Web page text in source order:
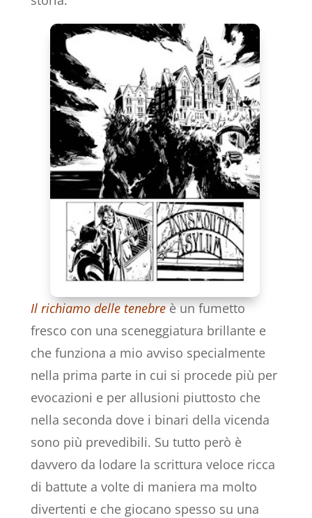
Il richiamo delle tenebreè un fumetto
fresco con una sceneggiatura brillante e
che funziona a mio avviso specialmente
nella prima parte in cui si procede più per
evocazioni e per allusioni piuttosto che
nella seconda dove i binari della vicenda
sono più prevedibili. Su tutto però è
davvero da lodare la scrittura veloce ricca
di battute a volte di maniera ma molto
divertenti e che giocano spesso su una